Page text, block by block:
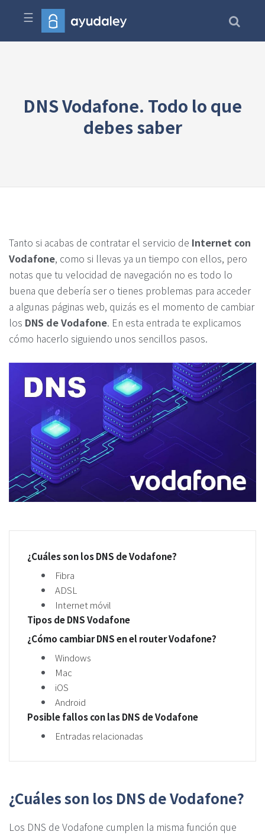
☰
DNS Vodafone. Todo lo que
debes saber
Tanto si acabas de contratar el servicio de Internet con
Vodafone, como si llevas ya un tiempo con ellos, pero
notas que tu velocidad de navegación no es todo lo
buena que debería ser o tienes problemas para acceder
a algunas páginas web, quizás es el momento de cambiar
los DNS de Vodafone. En esta entrada te explicamos
cómo hacerlo siguiendo unos sencillos pasos.
¿Cuáles son los DNS de Vodafone?
Fibra
ADSL
Internet móvil
Tipos de DNS Vodafone
¿Cómo cambiar DNS en el router Vodafone?
Windows
Mac
iOS
Android
Posible fallos con las DNS de Vodafone
Entradas relacionadas
¿Cuáles son los DNS de Vodafone?
Los DNS de Vodafone cumplen la misma función que